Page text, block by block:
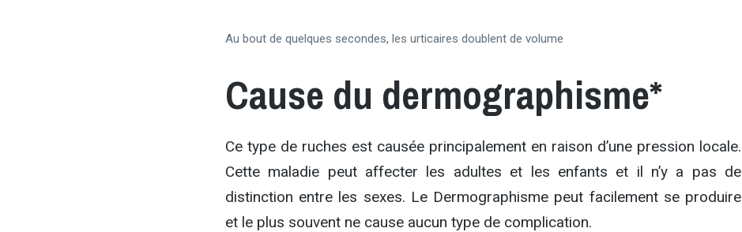
Au bout de quelques secondes, les urticaires doublent de volume
Cause du dermographisme*
Ce type de ruches est causée principalement en raison d’une pression locale.
Cette maladie peut affecter les adultes et les enfants et il n’y a pas de
distinction entre les sexes. Le Dermographisme peut facilement se produire
et le plus souvent ne cause aucun type de complication.